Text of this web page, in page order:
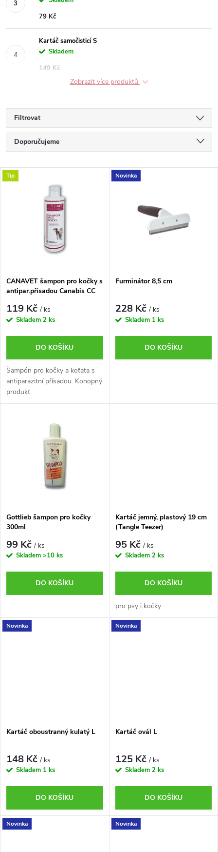
79 Kč
Kartáč samočisticí S
Skladem
149 Kč
Zobrazit více produktů
Filtrovat
Ř
a
p
r
o
d
u
k
Doporučujeme
Nejdražší
Nejprodávanější
V
s
p
r
d
u
Tip
CANAVET šampon pro kočky s
antipar.přísadou Canabis CC
119 Kč/ ks
Skladem 2 ks
DO KOŠÍKU
Šampón pro kočky a koťata s
antiparazitní přísadou. Konopný
produkt.
Novinka
Furminátor 8,5 cm
228 Kč/ ks
Skladem 1 ks
DO KOŠÍKU
Gottlieb šampon pro kočky
300ml
99 Kč/ ks
Skladem >10 ks
DO KOŠÍKU
Kartáč jemný, plastový 19 cm
(Tangle Teezer)
95 Kč/ ks
Skladem 2 ks
DO KOŠÍKU
pro psy i kočky
Novinka
Kartáč oboustranný kulatý L
148 Kč/ ks
Skladem 1 ks
DO KOŠÍKU
Novinka
Kartáč ovál L
125 Kč/ ks
Skladem 2 ks
DO KOŠÍKU
Novinka Novinka